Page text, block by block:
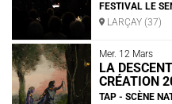
MÉDIATION
FESTIVAL LE
LARÇAY (37)
Mer. 12 Mars
LA
CRÉATION
TAP - SCÈNE